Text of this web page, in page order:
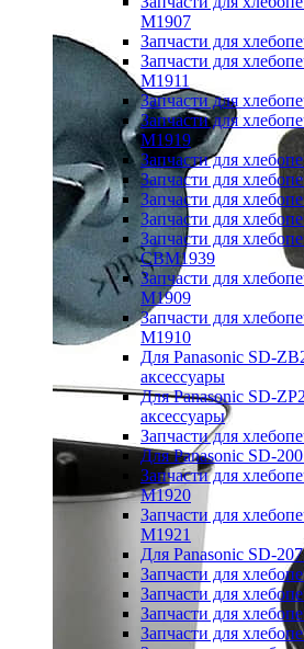
M1907
Запчасти для
Запчасти для
M1911
Запчасти для
Запчасти для
M1919
Запчасти для
Запчасти для
Запчасти для
Запчасти для
Запчасти для
CBM1939
Запчасти для
M1909
Запчасти для
M1910
Для Panasonic SD-
аксессуары
Для Panasonic SD-
аксессуары
Запчасти для
Для Panasonic SD-
Запчасти для
M1920
Запчасти для
M1921
Для Panasonic SD-
Запчасти для
Запчасти для
Запчасти для
Запчасти для